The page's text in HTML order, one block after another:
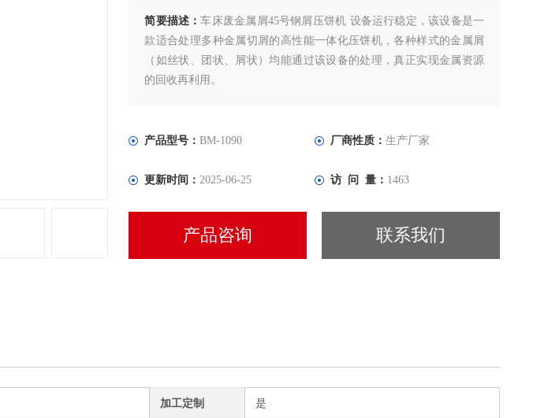
简要描述：车床废金属屑45号钢屑压饼机 设备运行稳定，该设备是一
款适合处理多种金属切屑的高性能一体化压饼机，各种样式的金属屑
（如丝状、团状、屑状）均能通过该设备的处理，真正实现金属资源
的回收再利用。
产品型号：BM-1090 厂商性质： 生产厂家
更新时间：2025-06-25 访 问 量： 1463
产品咨询 联系我们
加工定制 是